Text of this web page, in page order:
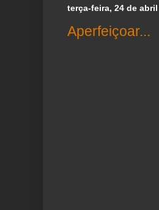
terça-feira, 24 de
Aperfeiçoar...